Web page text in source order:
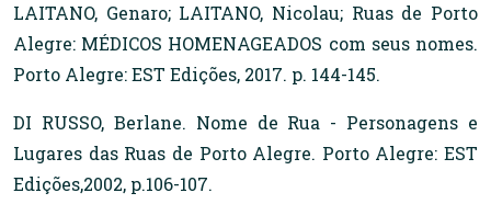
LAITANO, Genaro; LAITANO, Nicolau; Ruas de Porto
Alegre: MÉDICOS HOMENAGEADOS com seus nomes.
Porto Alegre: EST Edições, 2017. p. 144-145.
DI RUSSO, Berlane. Nome de Rua - Personagens e
Lugares das Ruas de Porto Alegre. Porto Alegre: EST
Edições,2002, p.106-107.